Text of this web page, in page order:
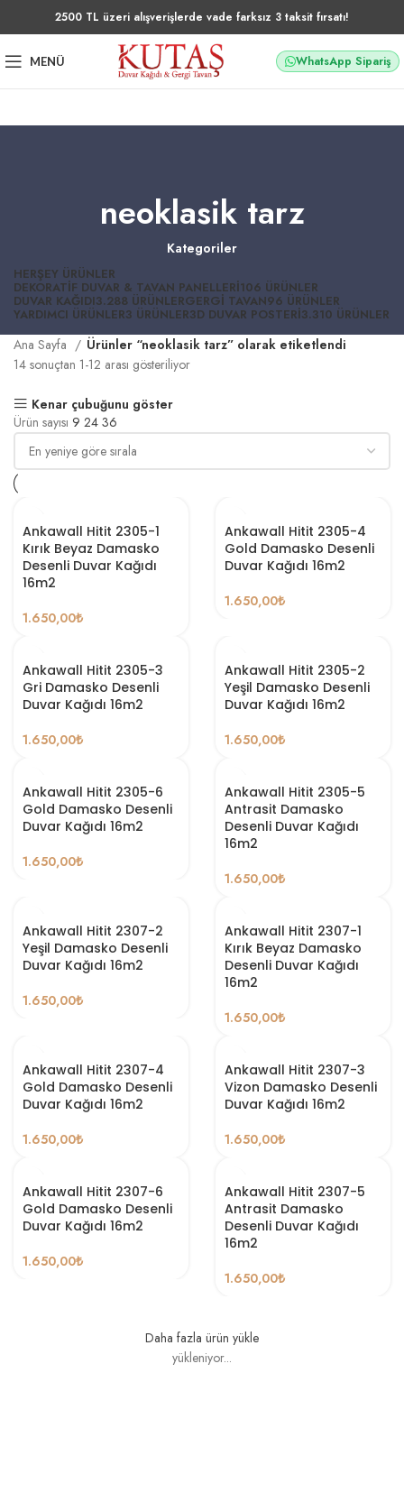
2500 TL üzeri alışverişlerde vade farksız 3 taksit fırsatı!
MENÜ WhatsApp Sipariş
neoklasik tarz
Kategoriler
HERŞEY ÜRÜNLER
DEKORATIF DUVAR & TAVAN PANELLERI106 ÜRÜNLER
DUVAR KAĞIDI3.288 ÜRÜNLERGERGI TAVAN96 ÜRÜNLER
YARDIMCI ÜRÜNLER3 ÜRÜNLER3D DUVAR POSTERI3.310 ÜRÜNLER
Ana Sayfa
Ürünler “neoklasik tarz” olarak etiketlendi
14 sonuçtan 1-12 arası gösteriliyor
Kenar çubuğunu göster
Ürün sayısı 9 24 36
Ankawall Hitit 2305-1
Kırık Beyaz Damasko
Desenli Duvar Kağıdı
16m2
1.650,00₺
Ankawall Hitit 2305-4
Gold Damasko Desenli
Duvar Kağıdı 16m2
1.650,00₺
Ankawall Hitit 2305-3
Gri Damasko Desenli
Duvar Kağıdı 16m2
1.650,00₺
Ankawall Hitit 2305-2
Yeşil Damasko Desenli
Duvar Kağıdı 16m2
1.650,00₺
Ankawall Hitit 2305-6
Gold Damasko Desenli
Duvar Kağıdı 16m2
1.650,00₺
Ankawall Hitit 2305-5
Antrasit Damasko
Desenli Duvar Kağıdı
16m2
1.650,00₺
Ankawall Hitit 2307-2
Yeşil Damasko Desenli
Duvar Kağıdı 16m2
1.650,00₺
Ankawall Hitit 2307-1
Kırık Beyaz Damasko
Desenli Duvar Kağıdı
16m2
1.650,00₺
Ankawall Hitit 2307-4
Gold Damasko Desenli
Duvar Kağıdı 16m2
1.650,00₺
Ankawall Hitit 2307-3
Vizon Damasko Desenli
Duvar Kağıdı 16m2
1.650,00₺
Ankawall Hitit 2307-6
Gold Damasko Desenli
Duvar Kağıdı 16m2
1.650,00₺
Ankawall Hitit 2307-5
Antrasit Damasko
Desenli Duvar Kağıdı
16m2
1.650,00₺
Daha fazla ürün yükle
yükleniyor...